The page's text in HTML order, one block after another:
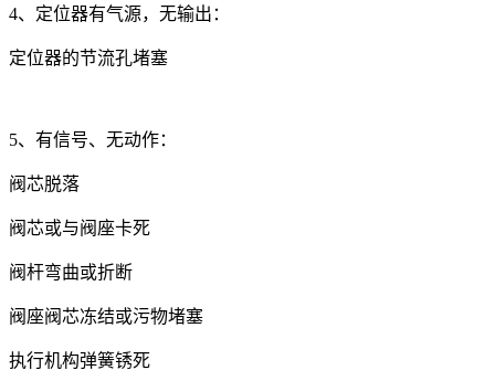
4、定位器有气源，无输出：
定位器的节流孔堵塞
5、有信号、无动作：
阀芯脱落
阀芯或与阀座卡死
阀杆弯曲或折断
阀座阀芯冻结或污物堵塞
执行机构弹簧锈死